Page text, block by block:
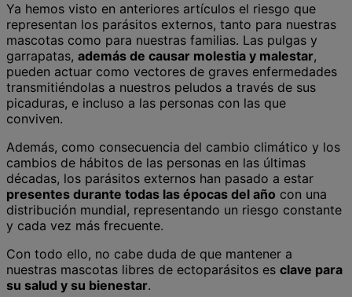
Ya hemos visto en anteriores artículos el riesgo que
representan los parásitos externos, tanto para nuestras
mascotas como para nuestras familias. Las pulgas y
garrapatas, además de causar molestia y malestar,
pueden actuar como vectores de graves enfermedades
transmitiéndolas a nuestros peludos a través de sus
picaduras, e incluso a las personas con las que
conviven.
Además, como consecuencia del cambio climático y los
cambios de hábitos de las personas en las últimas
décadas, los parásitos externos han pasado a estar
presentes durante todas las épocas del año con una
distribución mundial, representando un riesgo constante
y cada vez más frecuente.
Con todo ello, no cabe duda de que mantener a
nuestras mascotas libres de ectoparásitos es clave para
su salud y su bienestar.